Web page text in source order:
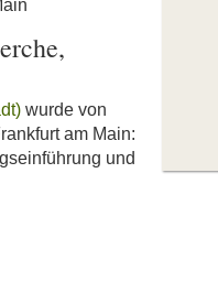
wurde von
am Main:
und